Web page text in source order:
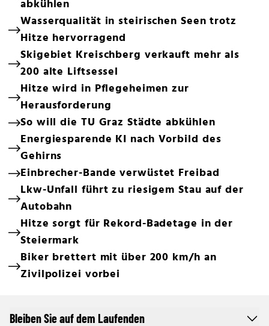
abkühlen
Wasserqualität in steirischen Seen trotz
Hitze hervorragend
Skigebiet Kreischberg verkauft mehr als
200 alte Liftsessel
Hitze wird in Pflegeheimen zur
Herausforderung
So will die TU Graz Städte abkühlen
Energiesparende KI nach Vorbild des
Gehirns
Einbrecher-Bande verwüstet Freibad
Lkw-Unfall führt zu riesigem Stau auf der
Autobahn
Hitze sorgt für Rekord-Badetage in der
Steiermark
Biker brettert mit über 200 km/h an
Zivilpolizei vorbei
Bleiben Sie auf dem Laufenden